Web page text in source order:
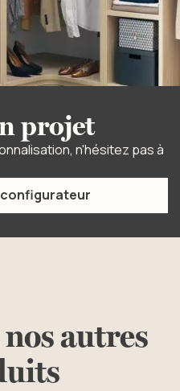
projet
n'hésitez pas à
autres